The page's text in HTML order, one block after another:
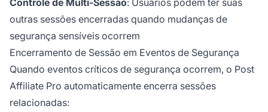
outras sessões encerradas quando mudanças de
segurança sensíveis ocorrem
Encerramento de Sessão em Eventos de Segurança
Quando eventos críticos de segurança ocorrem, o Post
Affiliate Pro automaticamente encerra sessões
relacionadas: